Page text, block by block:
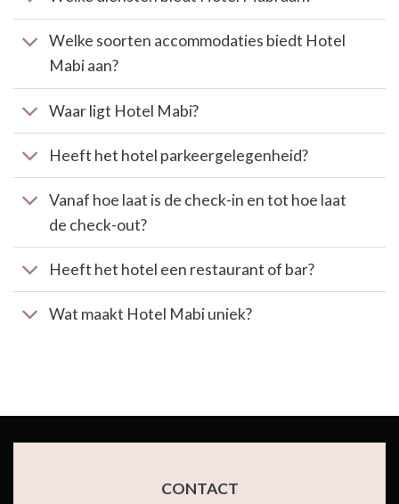
Welke soorten accommodaties biedt Hotel
Mabi aan?
Waar ligt Hotel Mabi?
Heeft het hotel parkeergelegenheid?
Vanaf hoe laat is de check-in en tot hoe laat
de check-out?
Heeft het hotel een restaurant of bar?
Wat maakt Hotel Mabi uniek?
CONTACT